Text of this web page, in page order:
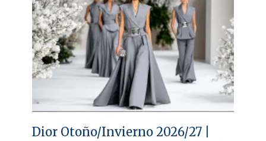
Dior Otoño/Invierno 2026/27 |